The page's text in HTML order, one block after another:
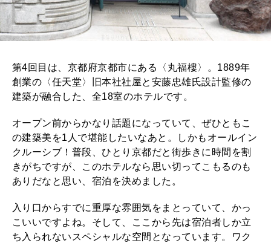
第4回目は、京都府京都市にある〈丸福樓〉。1889年
創業の〈任天堂〉旧本社社屋と安藤忠雄氏設計監修の
建築が融合した、全18室のホテルです。
オープン前からかなり話題になっていて、ぜひともこ
の建築美を1人で堪能したいなあと。しかもオールイン
クルーシブ！普段、ひとり京都だと街歩きに時間を割
きがちですが、このホテルなら思い切ってこもるのも
ありだなと思い、宿泊を決めました。
入り口からすでに重厚な雰囲気をまとっていて、かっ
こいいですよね。そして、ここから先は宿泊者しか立
ち入られないスペシャルな空間となっています。ワク